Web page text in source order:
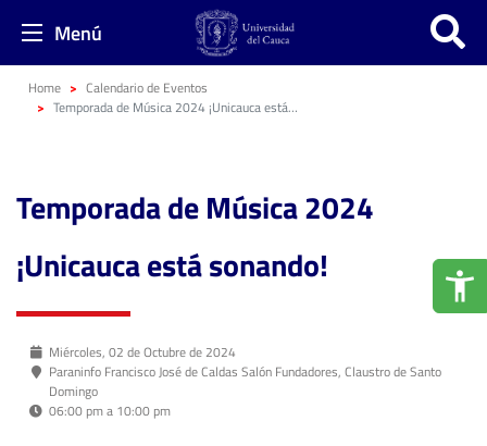
Menú
Home
Calendario de Eventos
Temporada de Música 2024 ¡Unicauca está sonando!
Temporada de Música 2024
¡Unicauca está sonando!
Miércoles, 02 de Octubre de 2024
Paraninfo Francisco José de Caldas Salón Fundadores, Claustro de Santo
Domingo
06:00 pm a 10:00 pm